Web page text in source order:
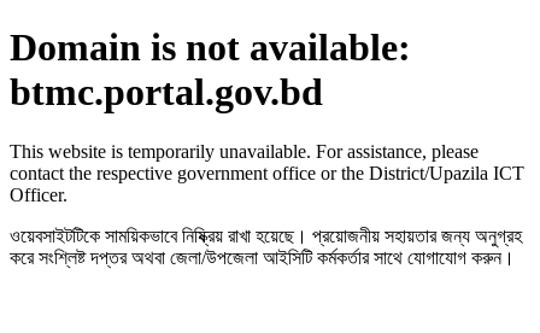
Domain is not available:
btmc.portal.gov.bd
This website is temporarily unavailable. For assistance, please
contact the respective government office or the District/Upazila ICT
Officer.
ওয়েবসাইটটিকে সাময়িকভাবে নিষ্ক্রিয় রাখা হয়েছে। প্রয়োজনীয় সহায়তার জন্য অনুগ্রহ
করে সংশ্লিষ্ট দপ্তর অথবা জেলা/উপজেলা আইসিটি কর্মকর্তার সাথে যোগাযোগ করুন।